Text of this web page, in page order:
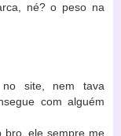
né? o peso na
site, nem tava
com alguém
bro. ele sempre me